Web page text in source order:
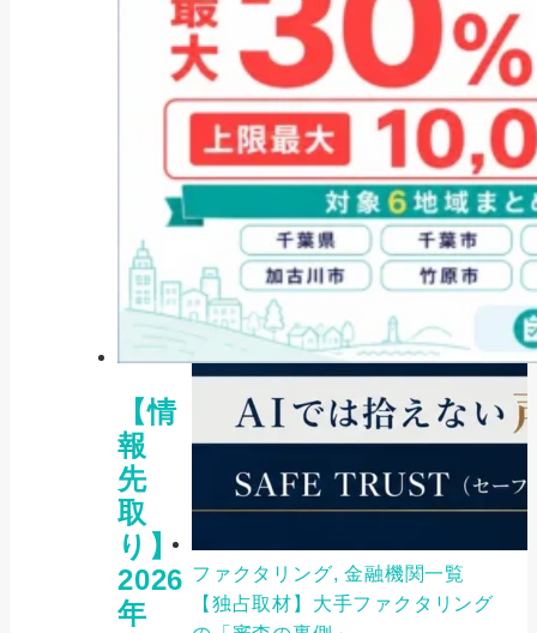
【情
報
先
取
り】
2026
年
ファクタリング, 金融機関一覧
【独占取材】大手ファクタリング